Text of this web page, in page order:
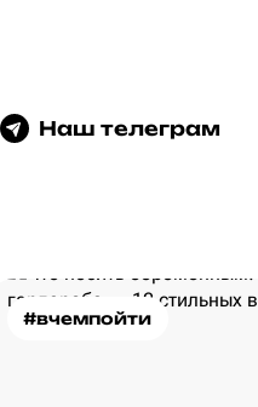
Наш телеграм
#вчемпойти